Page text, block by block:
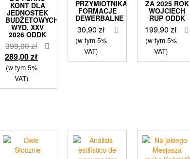
KONT DLA
JEDNOSTEK
BUDŻETOWYCH
WYD. XXV
2026 ODDK
399,00złPierwotna
cena
wynosiła:
289,00złAktualna
289,00 zł.
(w tym 5%
VAT)
PRZYMIOTNIKA
FORMACJE
DEWERBALNE
30,90zł
(w tym 5%
VAT)
ZA 2025 ROK
WOJCIECH
RUP ODDK
199,90zł
(w tym 5%
VAT)